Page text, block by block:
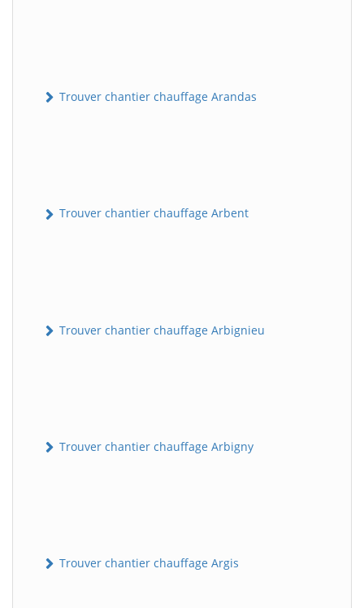
Trouver chantier chauffage Arandas
Trouver chantier chauffage Arbent
Trouver chantier chauffage Arbignieu
Trouver chantier chauffage Arbigny
Trouver chantier chauffage Argis